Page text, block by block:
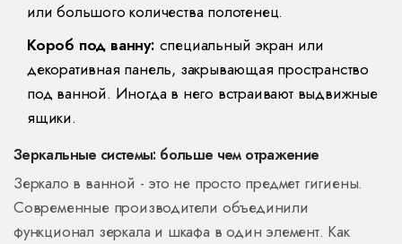
или большого количества полотенец.
Короб под ванну: специальный экран или
декоративная панель, закрывающая пространство
под ванной. Иногда в него встраивают выдвижные
ящики.
Зеркальные системы: больше чем отражение
Зеркало в ванной - это не просто предмет гигиены.
Современные производители объединили
функционал зеркала и шкафа в один элемент. Как